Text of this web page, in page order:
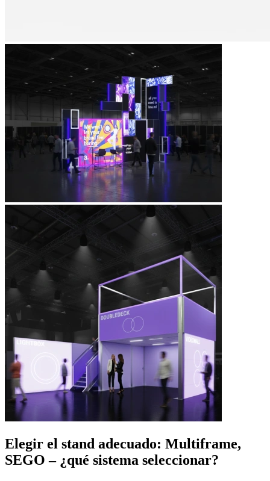
Elegir el stand adecuado: Multiframe,
SEGO – ¿qué sistema seleccionar?